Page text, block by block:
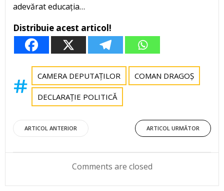
adevărat educația…
Distribuie acest articol!
CAMERA DEPUTAȚILOR COMAN DRAGOȘ
DECLARAȚIE POLITICĂ
Post
navigation
ARTICOL ANTERIOR
Post
navigation
ARTICOL URMĂTOR
Comments are closed